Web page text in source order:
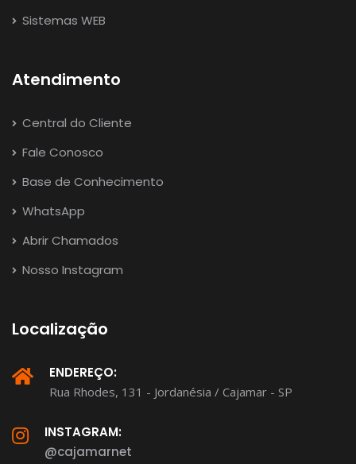
Sistemas WEB
Atendimento
Central do Cliente
Fale Conosco
Base de Conhecimento
WhatsApp
Abrir Chamados
Nosso Instagram
Localização
ENDEREÇO:
Rua Rhodes, 131 - Jordanésia / Cajamar - SP
INSTAGRAM:
@cajamarnet